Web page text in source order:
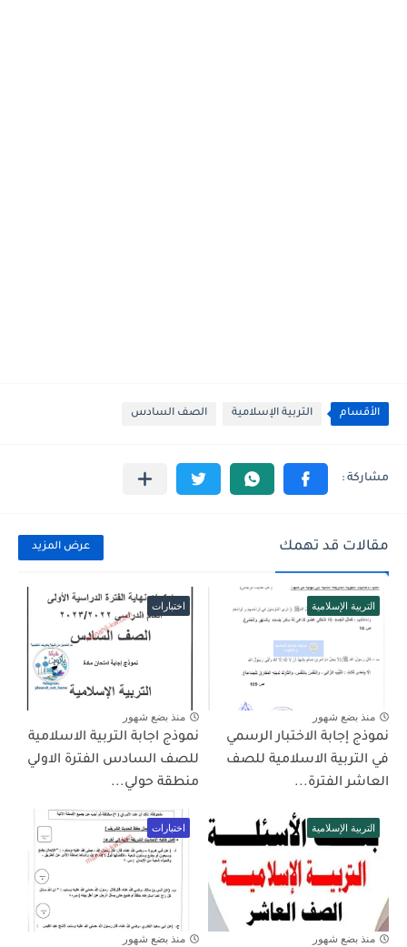
الأقسام التربية الإسلامية الصف السادس
مقالات قد تهمك عرض المزيد
التربية الإسلامية
منذ بضع شهور
نموذج إجابة الاختبار الرسمي
في التربية الاسلامية للصف
العاشر الفترة...
اختبارات
منذ بضع شهور
نموذج اجابة التربية الاسلامية
للصف السادس الفترة الاولي
منطقة حولي...
التربية الإسلامية
منذ بضع شهور
اختبارات
منذ بضع شهور